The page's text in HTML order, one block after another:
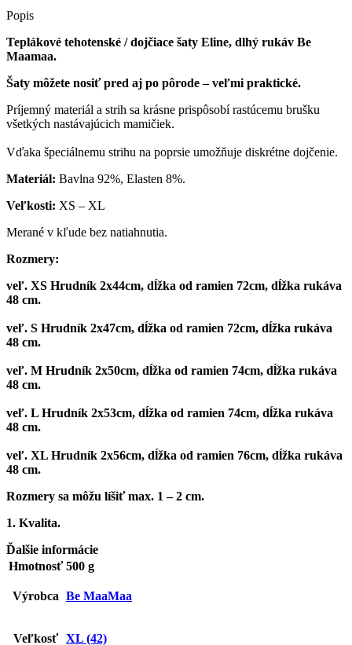
rukáv
čierne,
veľ.
Popis
Teplákové tehotenské / dojčiace šaty Eline, dlhý rukáv Be
Maamaa.
Šaty môžete nosiť pred aj po pôrode – veľmi praktické.
Príjemný materiál a strih sa krásne prispôsobí rastúcemu brušku
všetkých nastávajúcich mamičiek.
Vďaka špeciálnemu strihu na poprsie umožňuje diskrétne dojčenie.
Materiál: Bavlna 92%, Elasten 8%.
Veľkosti: XS – XL
Merané v kľude bez natiahnutia.
Rozmery:
veľ. XS Hrudník 2x44cm, dĺžka od ramien 72cm, dĺžka rukáva
48 cm.
veľ. S Hrudník 2x47cm, dĺžka od ramien 72cm, dĺžka rukáva
48 cm.
veľ. M Hrudník 2x50cm, dĺžka od ramien 74cm, dĺžka rukáva
48 cm.
veľ. L Hrudník 2x53cm, dĺžka od ramien 74cm, dĺžka rukáva
48 cm.
veľ. XL Hrudník 2x56cm, dĺžka od ramien 76cm, dĺžka rukáva
48 cm.
Rozmery sa môžu líšiť max. 1 – 2 cm.
1. Kvalita.
Ďalšie informácie
Hmotnosť 500 g
Výrobca Be MaaMaa
Veľkosť XL (42)